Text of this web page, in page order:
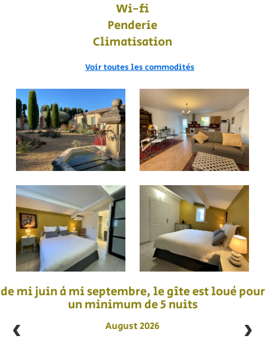
Wi-fi
Penderie
Climatisation
Voir toutes les commodités
de mi juin à mi septembre, le gîte est loué pour
un minimum de 5 nuits
August 2026